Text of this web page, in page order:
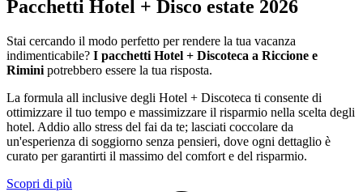
Pacchetti Hotel + Disco estate 2026
Stai cercando il modo perfetto per rendere la tua vacanza
indimenticabile? I pacchetti Hotel + Discoteca a Riccione e
Rimini potrebbero essere la tua risposta.
La formula all inclusive degli Hotel + Discoteca ti consente di
ottimizzare il tuo tempo e massimizzare il risparmio nella scelta degli
hotel. Addio allo stress del fai da te; lasciati coccolare da
un'esperienza di soggiorno senza pensieri, dove ogni dettaglio è
curato per garantirti il massimo del comfort e del risparmio.
Scopri di più